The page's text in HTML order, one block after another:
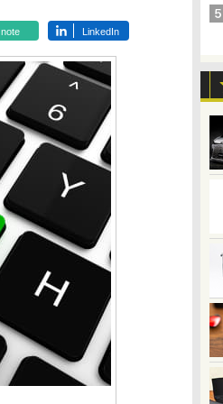
note LinkedIn